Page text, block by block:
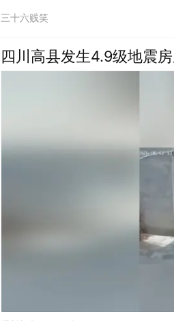
三十六贱笑
四川高县发生4.9级地震